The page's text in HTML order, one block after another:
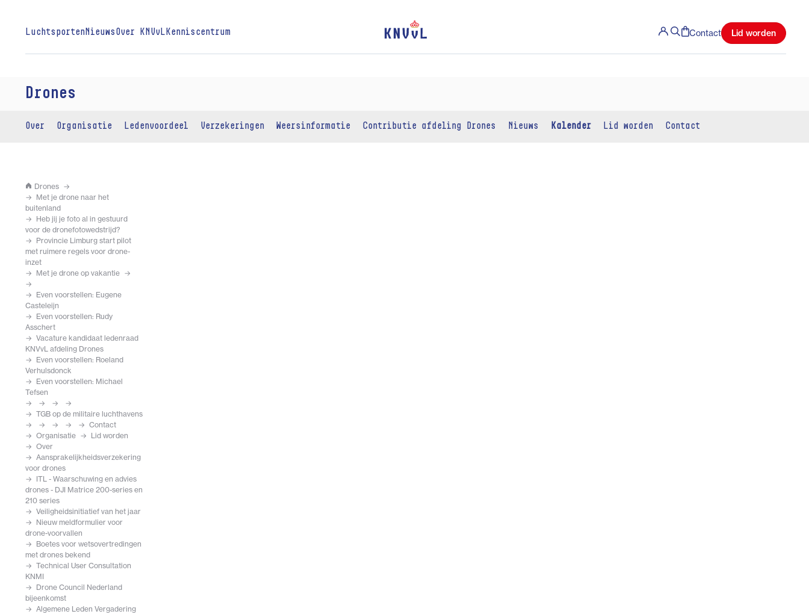
Luchtsporten Nieuws Over KNVvL Kenniscentrum Contact Lid worden
Drones
Over Organisatie Ledenvoordeel Verzekeringen Weersinformatie Contributie afdeling Drones Nieuws Kalender Lid worden Contact
Drones
Met je drone naar het
buitenland
Heb jij je foto al in gestuurd
voor de dronefotowedstrijd?
Provincie Limburg start pilot
met ruimere regels voor drone-
inzet
Met je drone op vakantie
Even voorstellen: Eugene
Casteleijn
Even voorstellen: Rudy
Asschert
Vacature kandidaat ledenraad
KNVvL afdeling Drones
Even voorstellen: Roeland
Verhulsdonck
Even voorstellen: Michael
Tefsen
TGB op de militaire luchthavens
Contact
Organisatie
Lid worden
Over
Aansprakelijkheidsverzekering
voor drones
ITL - Waarschuwing en advies
drones - DJI Matrice 200-series en
210 series
Veiligheidsinitiatief van het jaar
Nieuw meldformulier voor
drone-voorvallen
Boetes voor wetsovertredingen
met drones bekend
Technical User Consultation
KNMI
Drone Council Nederland
bijeenkomst
Algemene Leden Vergadering